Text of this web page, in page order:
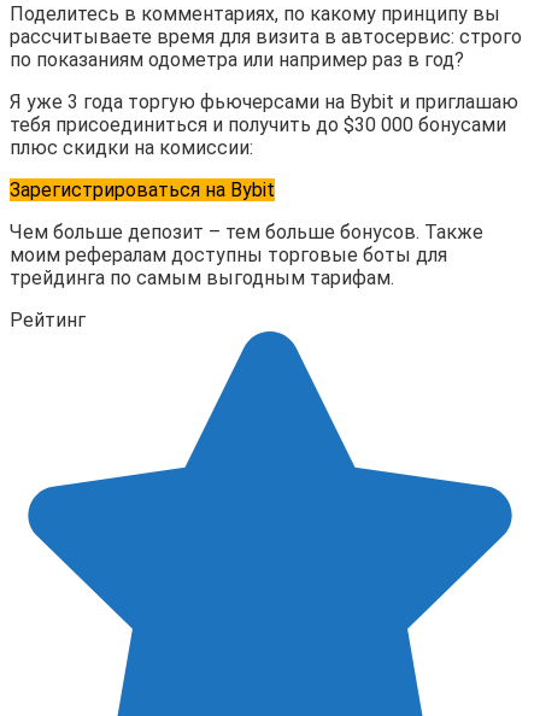
Поделитесь в комментариях, по какому принципу вы
рассчитываете время для визита в автосервис: строго
по показаниям одометра или например раз в год?
Я уже 3 года торгую фьючерсами на Bybit и приглашаю
тебя присоединиться и получить до $30 000 бонусами
плюс скидки на комиссии:
Зарегистрироваться на Bybit
Чем больше депозит – тем больше бонусов. Также
моим рефералам доступны торговые боты для
трейдинга по самым выгодным тарифам.
Рейтинг